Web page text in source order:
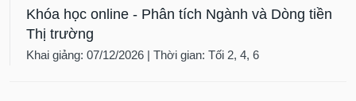
Khóa học online - Phân tích Ngành và Dòng tiền
Thị trường
Khai giảng: 07/12/2026 | Thời gian: Tối 2, 4, 6